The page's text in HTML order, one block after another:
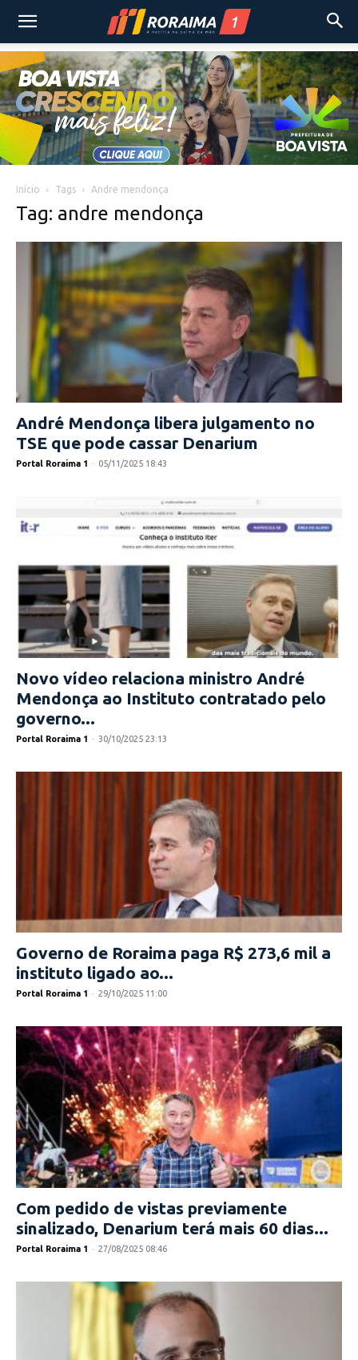
Início Tags Andre mendonça
Tag: andre mendonça
André Mendonça libera julgamento no
TSE que pode cassar Denarium
Portal Roraima 1 - 05/11/2025 18:43
Novo vídeo relaciona ministro André
Mendonça ao Instituto contratado pelo
governo...
Portal Roraima 1 - 30/10/2025 23:13
Governo de Roraima paga R$ 273,6 mil a
instituto ligado ao...
Portal Roraima 1 - 29/10/2025 11:00
Com pedido de vistas previamente
sinalizado, Denarium terá mais 60 dias...
Portal Roraima 1 - 27/08/2025 08:46